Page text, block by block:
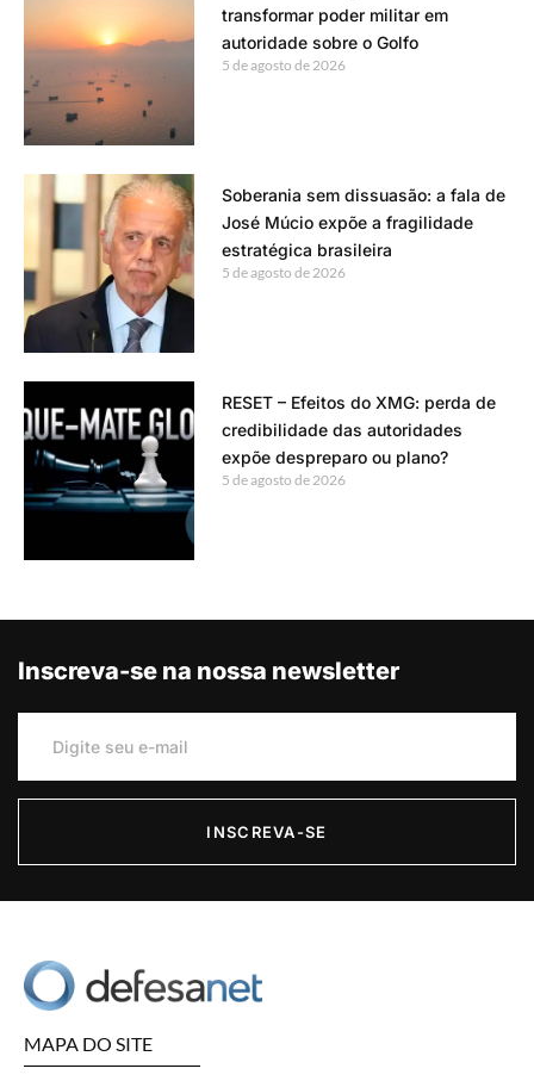
transformar poder militar em
autoridade sobre o Golfo
5 de agosto de 2026
Soberania sem dissuasão: a fala de
José Múcio expõe a fragilidade
estratégica brasileira
5 de agosto de 2026
RESET – Efeitos do XMG: perda de
credibilidade das autoridades
expõe despreparo ou plano?
5 de agosto de 2026
Inscreva-se na nossa newsletter
INSCREVA-SE
MAPA DO SITE